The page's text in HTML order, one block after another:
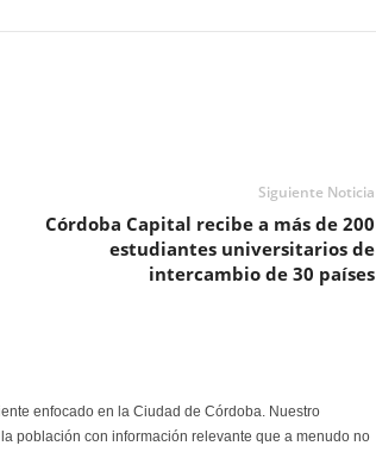
Siguiente Noticia
Córdoba Capital recibe a más de 200
estudiantes universitarios de
intercambio de 30 países
enfocado en la Ciudad de Córdoba. Nuestro
población con información relevante que a menudo no